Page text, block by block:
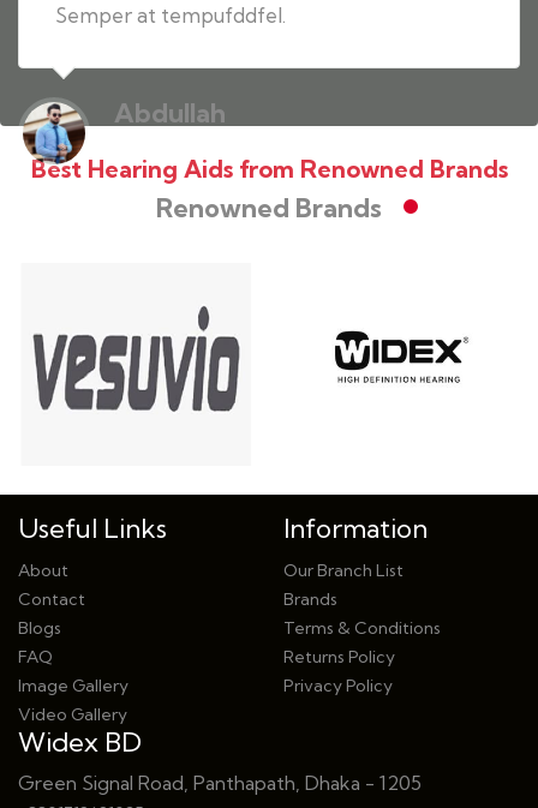
Semper at tempufddfel.
Abdullah
Best Hearing Aids from Renowned Brands
Renowned Brands
Useful Links
About
Contact
Blogs
FAQ
Image Gallery
Video Gallery
Information
Our Branch List
Brands
Terms & Conditions
Returns Policy
Privacy Policy
Widex BD
Green Signal Road, Panthapath, Dhaka - 1205